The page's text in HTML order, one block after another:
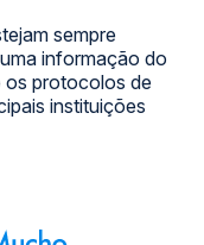
sempre
informação do
os protocolos de
instituições